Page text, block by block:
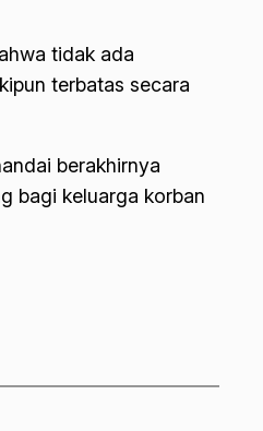
tidak ada
terbatas secara
berakhirnya
bagi keluarga korban